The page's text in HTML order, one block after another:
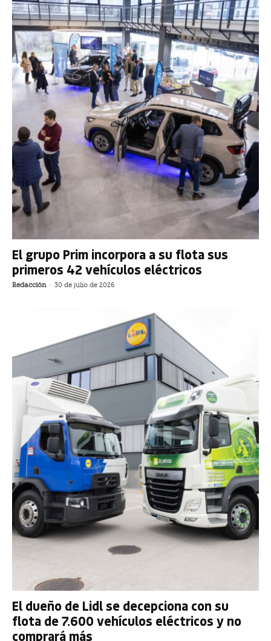
El grupo Prim incorpora a su flota sus
primeros 42 vehículos eléctricos
Redacción - 30 de julio de 2026
El dueño de Lidl se decepciona con su
flota de 7.600 vehículos eléctricos y no
comprará más